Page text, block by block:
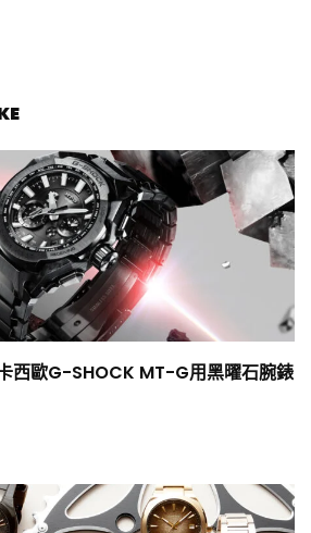
西歐G-SHOCK MT-G用黑曜石腕錶